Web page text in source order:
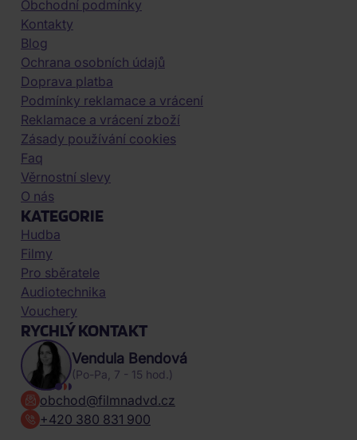
Obchodní podmínky
Kontakty
Blog
Ochrana osobních údajů
Doprava platba
Podmínky reklamace a vrácení
Reklamace a vrácení zboží
Zásady používání cookies
Faq
Věrnostní slevy
O nás
KATEGORIE
Hudba
Filmy
Pro sběratele
Audiotechnika
Vouchery
RYCHLÝ KONTAKT
Vendula Bendová
(Po-Pa, 7 - 15 hod.)
obchod@filmnadvd.cz
+420 380 831 900